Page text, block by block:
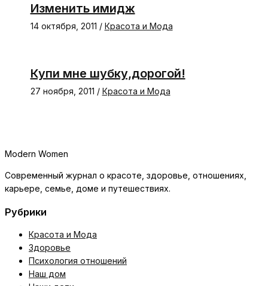
Изменить имидж
14 октября, 2011 / Красота и Мода
Купи мне шубку,дорогой!
27 ноября, 2011 / Красота и Мода
Modern Women
Современный журнал о красоте, здоровье, отношениях,
карьере, семье, доме и путешествиях.
Рубрики
Красота и Мода
Здоровье
Психология отношений
Наш дом